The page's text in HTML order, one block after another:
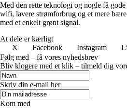
Med den rette teknologi og nogle få
wifi, lavere strømforbrug og et mere
med et enkelt grønt signal.
At dele er kærligt
X
Facebook Instagram
Følg med – få vores nyhedsbrev
Bliv klogere med et klik – tilmeld dig
Skriv din e-mail her
Kom med